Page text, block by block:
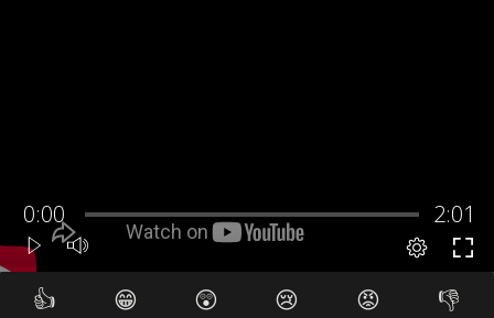
👍 😁 😲 😢 😡 👎